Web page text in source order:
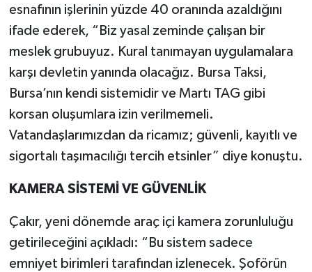
esnafının işlerinin yüzde 40 oranında azaldığını
ifade ederek, “Biz yasal zeminde çalışan bir
meslek grubuyuz. Kural tanımayan uygulamalara
karşı devletin yanında olacağız. Bursa Taksi,
Bursa’nın kendi sistemidir ve Martı TAG gibi
korsan oluşumlara izin verilmemeli.
Vatandaşlarımızdan da ricamız; güvenli, kayıtlı ve
sigortalı taşımacılığı tercih etsinler” diye konuştu.
KAMERA SİSTEMİ VE GÜVENLİK
Çakır, yeni dönemde araç içi kamera zorunluluğu
getirileceğini açıkladı: “Bu sistem sadece
emniyet birimleri tarafından izlenecek. Şoförün